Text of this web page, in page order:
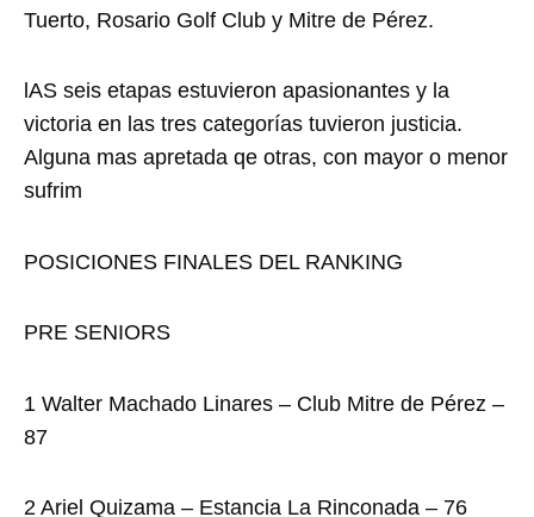
Tuerto, Rosario Golf Club y Mitre de Pérez.
lAS seis etapas estuvieron apasionantes y la
victoria en las tres categorías tuvieron justicia.
Alguna mas apretada qe otras, con mayor o menor
sufrim
POSICIONES FINALES DEL RANKING
PRE SENIORS
1 Walter Machado Linares – Club Mitre de Pérez –
87
2 Ariel Quizama – Estancia La Rinconada – 76